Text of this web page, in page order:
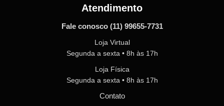
Atendimento
Fale conosco (11) 99655-7731
Loja Virtual
Segunda a sexta • 8h às 17h
Loja Física
Segunda a sexta • 8h às 17h
Contato